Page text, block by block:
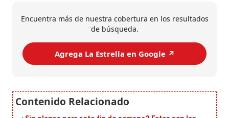
Encuentra más de nuestra cobertura en los resultados
de búsqueda.
Agrega La Estrella en Google ↗️